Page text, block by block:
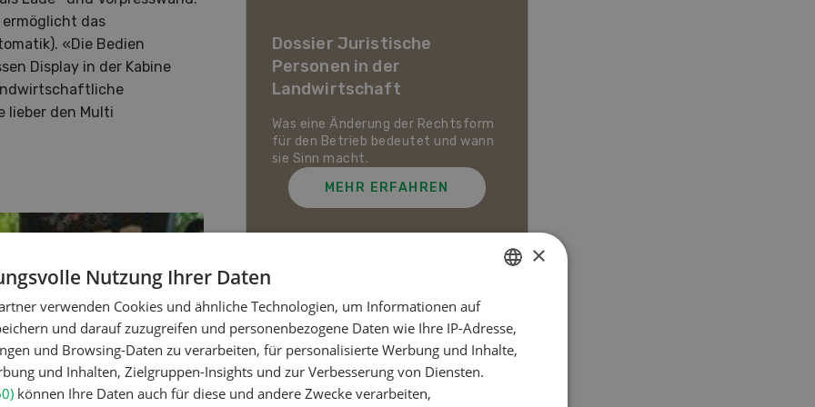
das
«Die Bedien
Display in der Kabine
lieber den Multi
Landwirtschaft im
den Schweizer Pflanzenbau
Tierhaltung zukommt und
die Schweizer
Dossier Juristische
Personen in der
Landwirtschaft
Was eine Änderung der Rechtsform
für den Betrieb bedeutet und wann
sie Sinn macht.
MEHR ERFAHREN
Meistgelesene Artikel
Nutztiere
FRENCH
×
Nutzung Ihrer Daten
verwenden Cookies und ähnliche Technologien, um Informationen auf
und darauf zuzugreifen und personenbezogene Daten wie Ihre IP-Adresse,
und Browsing-Daten zu verarbeiten, für personalisierte Werbung und Inhalte,
und Inhalten, Zielgruppen-Insights und zur Verbesserung von Diensten.
können Ihre Daten auch für diese und andere Zwecke verarbeiten,